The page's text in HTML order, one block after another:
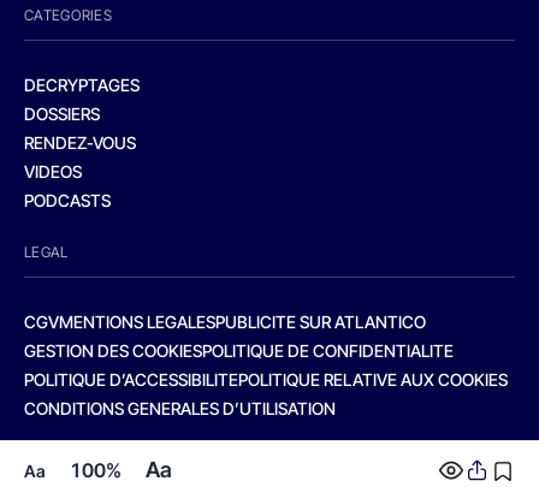
Aa 100% Aa
CATEGORIES
DECRYPTAGES
DOSSIERS
RENDEZ-VOUS
VIDEOS
PODCASTS
LEGAL
CGVMENTIONS LEGALESPUBLICITE SUR ATLANTICO
GESTION DES COOKIESPOLITIQUE DE CONFIDENTIALITE
POLITIQUE D’ACCESSIBILITEPOLITIQUE RELATIVE AUX COOKIES
CONDITIONS GENERALES D’UTILISATION